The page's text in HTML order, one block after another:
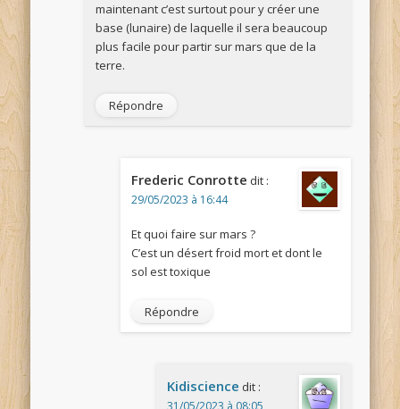
maintenant c’est surtout pour y créer une
base (lunaire) de laquelle il sera beaucoup
plus facile pour partir sur mars que de la
terre.
Répondre
Frederic Conrotte dit :
29/05/2023 à 16:44
Et quoi faire sur mars ?
C’est un désert froid mort et dont le
sol est toxique
Répondre
Kidiscience dit :